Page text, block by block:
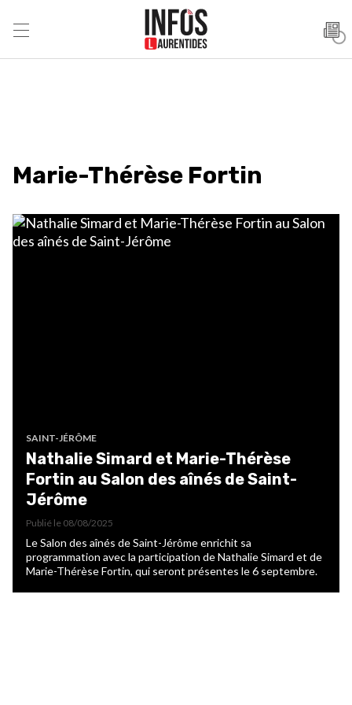
Marie-Thérèse Fortin
SAINT-JÉRÔME
Nathalie Simard et Marie-Thérèse
Fortin au Salon des aînés de Saint-
Jérôme
Publié le 08/08/2025
Le Salon des aînés de Saint-Jérôme enrichit sa
programmation avec la participation de Nathalie Simard et de
Marie-Thérèse Fortin, qui seront présentes le 6 septembre.